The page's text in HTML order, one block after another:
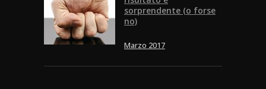
sorprendente (o forse
no)
Marzo 2017